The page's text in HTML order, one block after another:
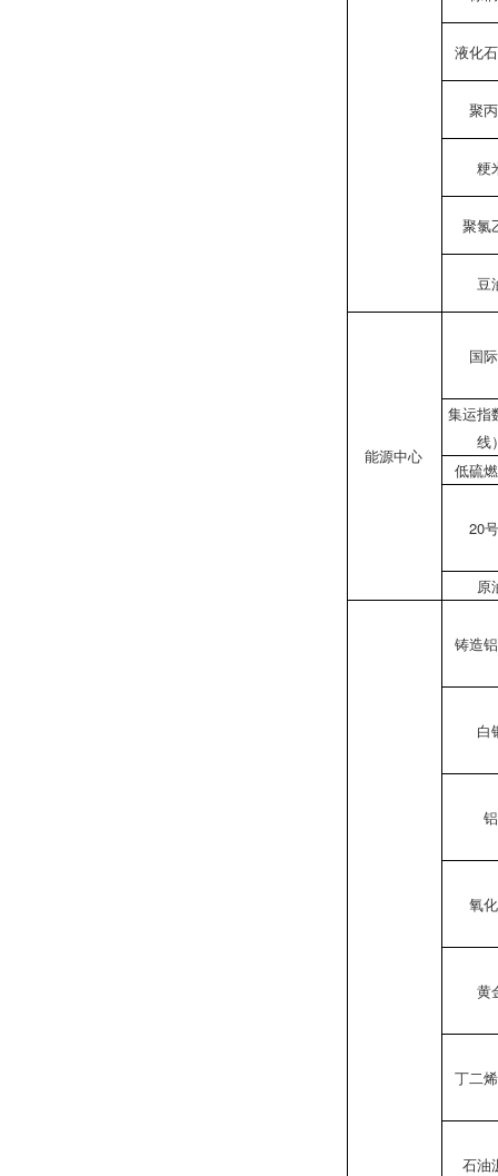
液化
聚
粳
聚氯
豆
能源中心
国
集运指
线
低硫
20
原
铸造
白
铝
氧
黄
丁二
石油